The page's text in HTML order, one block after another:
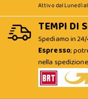
Attivo dal Lunedì
TEMPI DI
Spediamo in
Espresso;
nella